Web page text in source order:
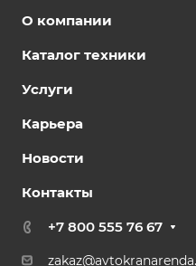
О компании
Каталог техники
Услуги
Карьера
Новости
Контакты
+7 800 555 76 67